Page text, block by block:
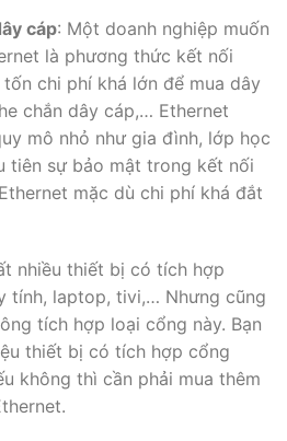
cáp: Một doanh nghiệp muốn
là phương thức kết nối
chi phí khá lớn để mua dây
chắn dây cáp,… Ethernet
mô nhỏ như gia đình, lớp học
tiên sự bảo mật trong kết nối
mặc dù chi phí khá đắt
nhiều thiết bị có tích hợp
tính, laptop, tivi,… Nhưng cũng
tích hợp loại cổng này. Bạn
thiết bị có tích hợp cổng
không thì cần phải mua thêm